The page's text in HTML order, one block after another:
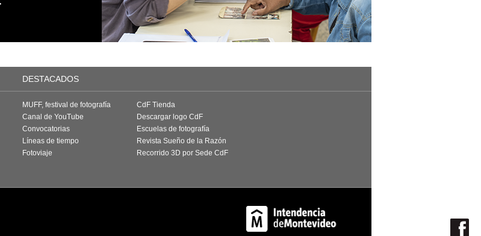
DESTACADOS
MUFF, festival de fotografía
Canal de YouTube
Convocatorias
Líneas de tiempo
Fotoviaje
CdF Tienda
Descargar logo CdF
Escuelas de fotografía
Revista Sueño de la Razón
Recorrido 3D por Sede CdF